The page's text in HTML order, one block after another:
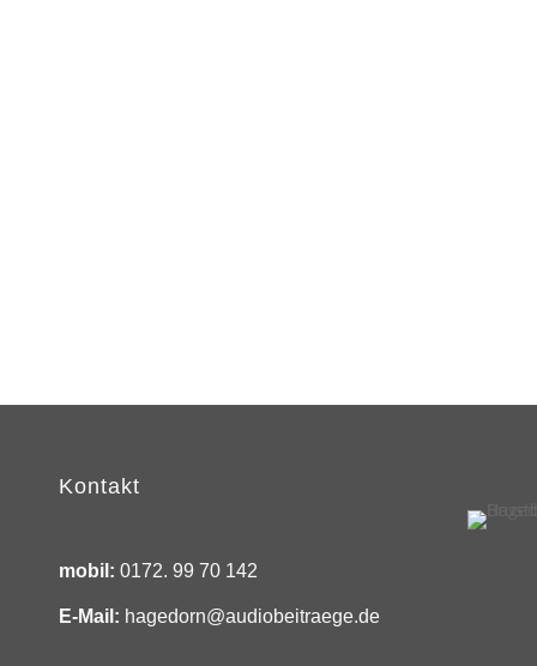
Kontakt
mobil: 0172. 99 70 142
E-Mail: hagedorn@audiobeitraege.de